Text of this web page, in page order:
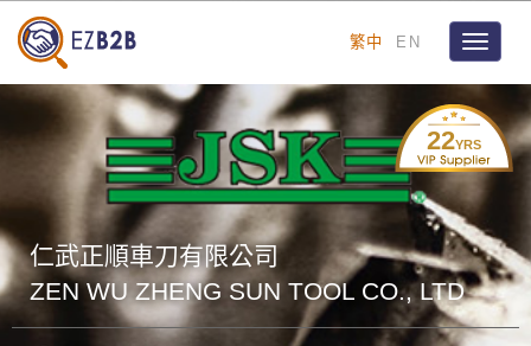
繁中 EN
Toggle
22YRS
仁武正順車刀有限公司
ZEN WU ZHENG SUN TOOL CO., LTD